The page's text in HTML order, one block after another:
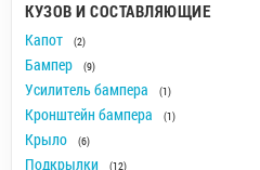
КУЗОВ И СОСТАВЛЯЮЩИЕ
Капот (2)
Бампер (9)
Усилитель бампера (1)
Кронштейн бампера (1)
Крыло (6)
Подкрылки (12)